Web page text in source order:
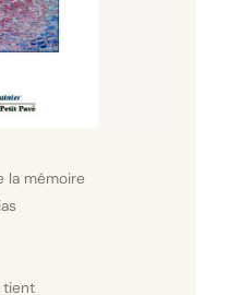
la mémoire
tient